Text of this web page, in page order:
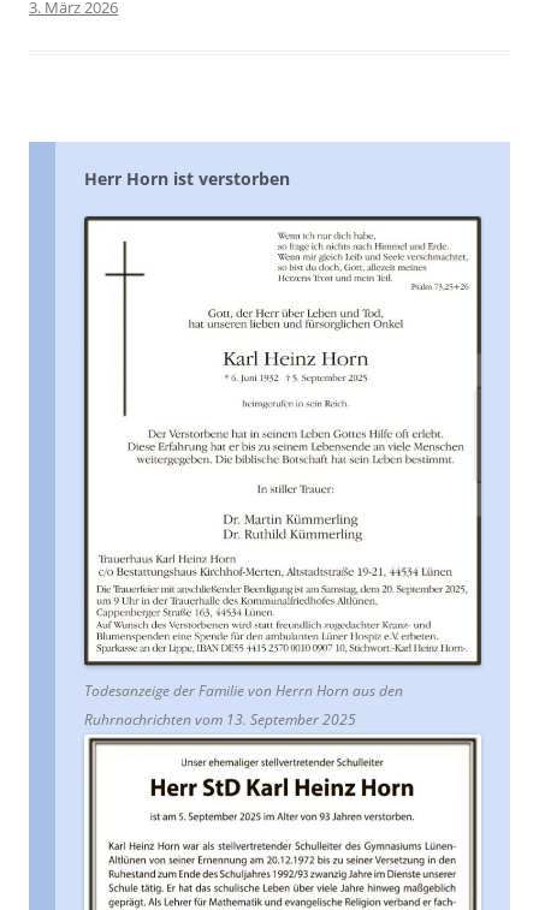
3. März 2026
Herr Horn ist verstorben
Todesanzeige der Familie von Herrn Horn aus den
Ruhrnachrichten vom 13. September 2025